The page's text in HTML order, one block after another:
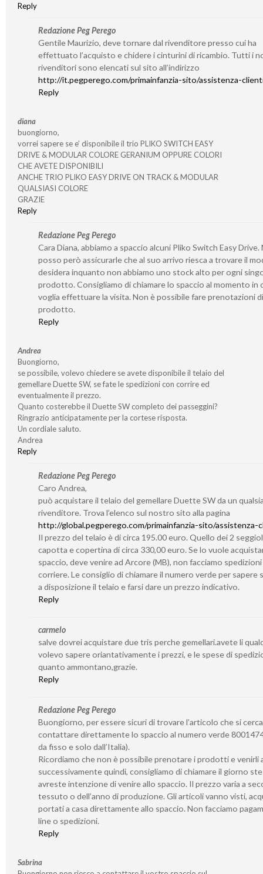
Reply
Redazione Peg Perego
Gentile Maurizio, deve tornare dal rivenditore presso cui ha
effettuato l’acquisto e chidere i cinturini di ricambio. Tutti i
rivenditori sono elencati sul sito all’indirizzo
http://it.pegperego.com/primainfanzia-sito/assistenza-
Reply
diana
buongiorno,
vorrei sapere se e’ disponibile il trio PLIKO SWITCH EASY
DRIVE & MODULAR COLORE GERANIUM OPPURE COLORI
CHE AVETE DISPONIBILI
ANCHE TRIO PLIKO EASY DRIVE ON TRACK & MODULAR
QUALSIASI COLORE
GRAZIE
Reply
Redazione Peg Perego
Cara Diana, abbiamo a spaccio alcuni Pliko Switch Easy Drive.
posso però assicurarle che al suo arrivo riesca a trovare il
desidera inquanto non abbiamo uno stock alto per ogni
prodotto. Consigliamo di chiamare lo spaccio al momento in
voglia effettuare la visita. Non è possibile fare prenotazioni di
prodotto.
Reply
Andrea
Buongiorno,
se possibile, volevo chiedere se avete disponibile il telaio del
gemellare Duette SW, se fate le spedizioni con corrire ed
eventualmente il prezzo.
Quanto costerebbe il Duette SW completo dei passeggini?
Ringrazio anticipatamente per la cortese risposta.
Un cordiale saluto.
Andrea
Reply
Redazione Peg Perego
Caro Andrea,
può acquistare il telaio del gemellare Duette SW da un
rivenditore. Trova l’elenco sul nostro sito alla pagina
http://global.pegperego.com/primainfanzia-sito/assistenza-
Il prezzo del telaio è di circa 195.00 euro. Quello dei 2
capotta e copertina di circa 330,00 euro. Se lo vuole
spaccio, deve venire ad Arcore (MB), non facciamo
corriere. Le consiglio di chiamare il numero verde per sapere
a disposizione il telaio e farsi dare un prezzo indicativo.
Reply
carmelo
salve dovrei acquistare due tris perche gemellari.avete li
volevo sapere oriantativamente i prezzi, e le spese di
quanto ammontano,grazie.
Reply
Redazione Peg Perego
Buongiorno, per essere sicuri di trovare l’articolo che si
contattare direttamente lo spaccio al numero verde
da fisso e solo dall’Italia).
Ricordiamo che non è possibile prenotare i prodotti e venirli
successivamente quindi, consigliamo di chiamare il giorno
avreste intenzione di venire allo spaccio. Il prezzo varia a
tessuto o dell’anno di produzione. Gli articoli vanno visti,
portati a casa direttamente allo spaccio. Non facciamo
line o spedizioni.
Reply
Sabrina